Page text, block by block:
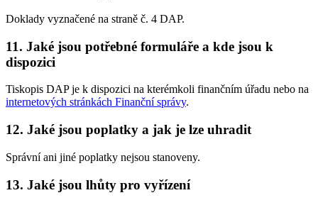
Doklady vyznačené na straně č. 4 DAP.
11. Jaké jsou potřebné formuláře a kde jsou k
dispozici
Tiskopis DAP je k dispozici na kterémkoli finančním úřadu nebo na
internetových stránkách Finanční správy.
12. Jaké jsou poplatky a jak je lze uhradit
Správní ani jiné poplatky nejsou stanoveny.
13. Jaké jsou lhůty pro vyřízení